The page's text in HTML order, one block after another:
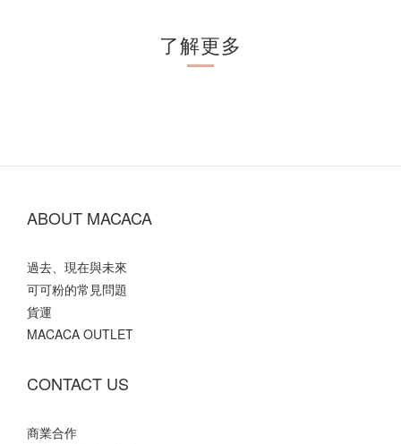
了解更多
ABOUT MACACA
過去、現在與未來
可可粉的常見問題
貨運
MACACA OUTLET
CONTACT US
商業合作